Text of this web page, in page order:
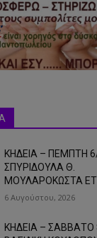
ΚΗΔΕΙΑ – ΠΕΜΠΤΗ
ΣΠΥΡΙΔΟΥΛΑ Θ.
ΜΟΥΛΑΡΟΚΩΣΤΑ
6 Αυγούστου, 2026
ΚΗΔΕΙΑ – ΣΑΒΒΑΤΟ